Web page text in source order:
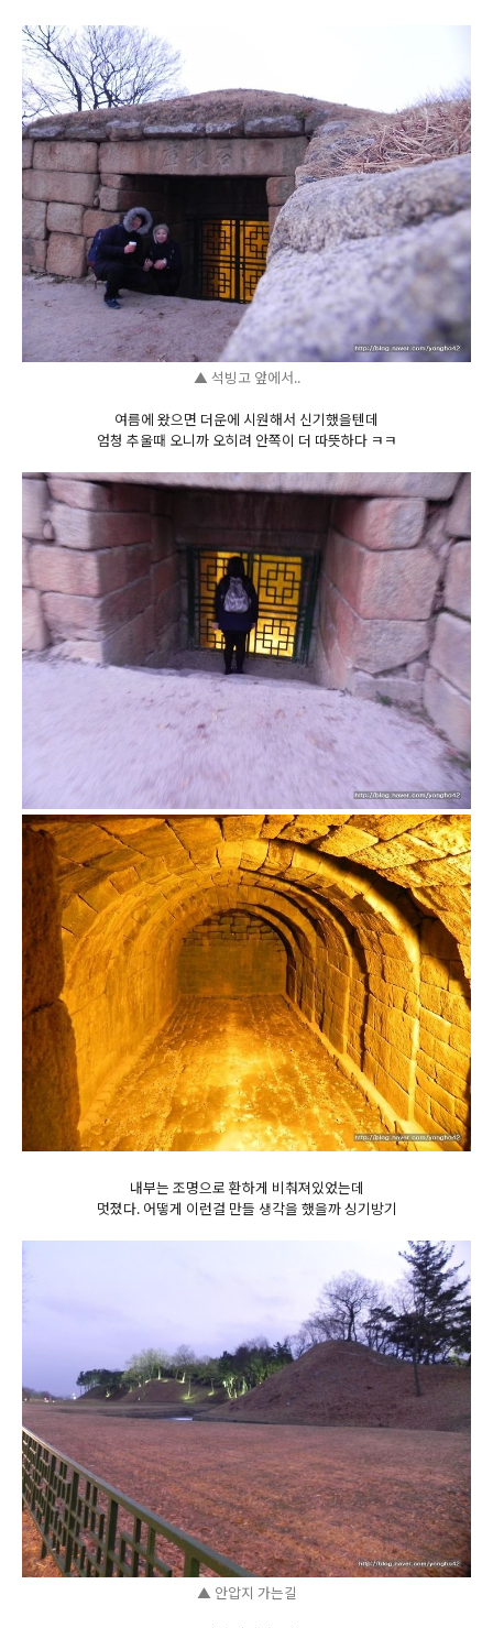
▲ 석빙고 앞에서..
여름에 왔으면 더운에 시원해서 신기했을텐데
엄청 추울때 오니까 오히려 안쪽이 더 따뜻하다 ㅋㅋ
내부는 조명으로 환하게 비춰져있었는데
멋졌다. 어떻게 이런걸 만들 생각을 했을까 싱기방기
▲ 안압지 가는길